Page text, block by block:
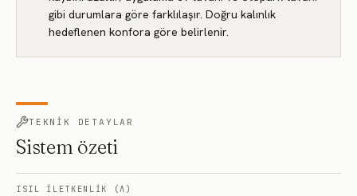
gibi durumlara göre farklılaşır. Doğru kalınlık
hedeflenen konfora göre belirlenir.
TEKNIK DETAYLAR
Sistem özeti
ISIL ILETKENLIK (Λ)